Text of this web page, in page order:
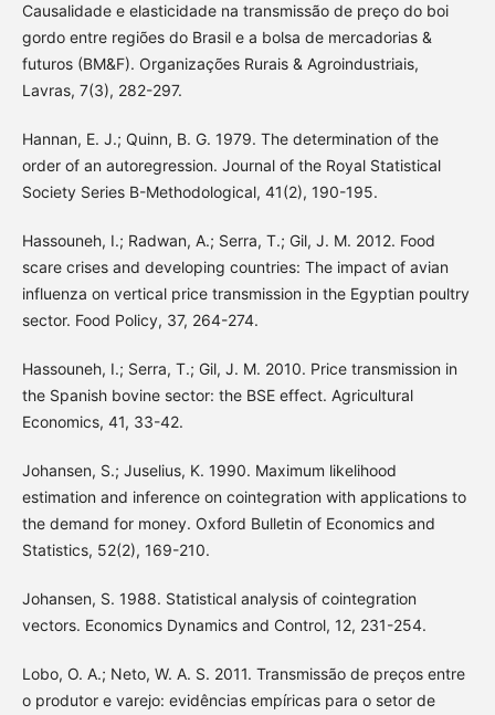
Causalidade e elasticidade na transmissão de preço do boi
gordo entre regiões do Brasil e a bolsa de mercadorias &
futuros (BM&F). Organizações Rurais & Agroindustriais,
Lavras, 7(3), 282-297.
Hannan, E. J.; Quinn, B. G. 1979. The determination of the
order of an autoregression. Journal of the Royal Statistical
Society Series B-Methodological, 41(2), 190-195.
Hassouneh, I.; Radwan, A.; Serra, T.; Gil, J. M. 2012. Food
scare crises and developing countries: The impact of avian
influenza on vertical price transmission in the Egyptian poultry
sector. Food Policy, 37, 264-274.
Hassouneh, I.; Serra, T.; Gil, J. M. 2010. Price transmission in
the Spanish bovine sector: the BSE effect. Agricultural
Economics, 41, 33-42.
Johansen, S.; Juselius, K. 1990. Maximum likelihood
estimation and inference on cointegration with applications to
the demand for money. Oxford Bulletin of Economics and
Statistics, 52(2), 169-210.
Johansen, S. 1988. Statistical analysis of cointegration
vectors. Economics Dynamics and Control, 12, 231-254.
Lobo, O. A.; Neto, W. A. S. 2011. Transmissão de preços entre
o produtor e varejo: evidências empíricas para o setor de